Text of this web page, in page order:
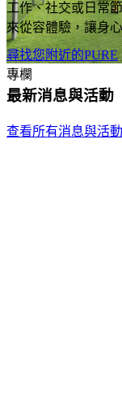
工作、社交或日常
來從容體驗，讓身
尋找您附近的PURE
專欄
最新消息與活動
查看所有消息與活動